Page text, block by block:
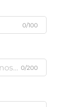
0/100
0/200